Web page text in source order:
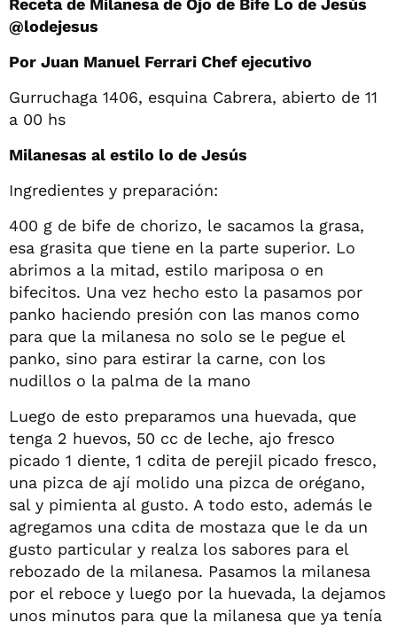
@lodejesus
Por Juan Manuel Ferrari Chef ejecutivo
Gurruchaga 1406, esquina Cabrera, abierto de 11
a 00 hs
Milanesas al estilo lo de Jesús
Ingredientes y preparación:
400 g de bife de chorizo, le sacamos la grasa,
esa grasita que tiene en la parte superior. Lo
abrimos a la mitad, estilo mariposa o en
bifecitos. Una vez hecho esto la pasamos por
panko haciendo presión con las manos como
para que la milanesa no solo se le pegue el
panko, sino para estirar la carne, con los
nudillos o la palma de la mano
Luego de esto preparamos una huevada, que
tenga 2 huevos, 50 cc de leche, ajo fresco
picado 1 diente, 1 cdita de perejil picado fresco,
una pizca de ají molido una pizca de orégano,
sal y pimienta al gusto. A todo esto, además le
agregamos una cdita de mostaza que le da un
gusto particular y realza los sabores para el
rebozado de la milanesa. Pasamos la milanesa
por el reboce y luego por la huevada, la dejamos
unos minutos para que la milanesa que ya tenía